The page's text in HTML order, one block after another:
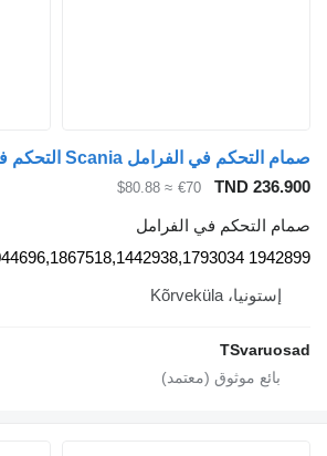
TND 236.900
€70
≈ $80.88
صمام التحكم في الفرامل
1942899 K044696,1867518,1442938,1793034
إستونيا، Kõrveküla
TSvaruosad